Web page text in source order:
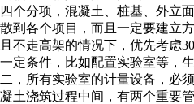
个分项，混凝土、桩基、外立
到各个项目，而且一定要建
不走高架的情况下，优先考虑
定条件，比如配置实验室等，
，所有实验室的计量设备，必
土浇筑过程中间，有两个重要